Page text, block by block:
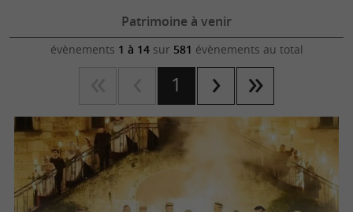
Patrimoine à venir
évènements 1 à 14sur 581 évènements au total
1